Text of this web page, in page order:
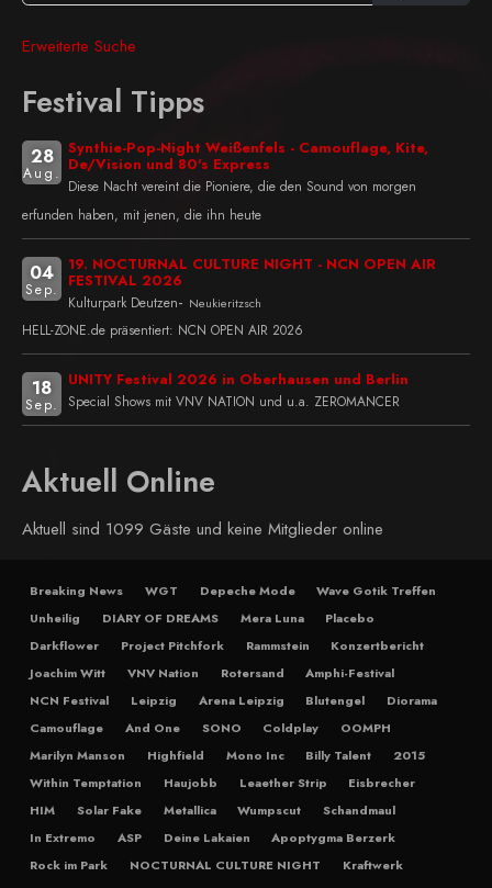
Erweiterte Suche
Festival Tipps
28
Aug.
Synthie-Pop-Night Weißenfels - Camouflage, Kite,
De/Vision und 80's Express
Diese Nacht vereint die Pioniere, die den Sound von morgen
erfunden haben, mit jenen, die ihn heute
04
Sep.
19. NOCTURNAL CULTURE NIGHT - NCN OPEN AIR
FESTIVAL 2026
Kulturpark Deutzen- Neukieritzsch
HELL-ZONE.de präsentiert: NCN OPEN AIR 2026
18
Sep.
UNITY Festival 2026 in Oberhausen und Berlin
Special Shows mit VNV NATION und u.a. ZEROMANCER
Aktuell Online
Aktuell sind 1099 Gäste und keine Mitglieder online
Breaking News WGT Depeche Mode
Wave Gotik Treffen
Unheilig
DIARY OF DREAMS Mera Luna
Placebo
Darkflower
Project Pitchfork Rammstein
Konzertbericht
Joachim Witt
VNV Nation Rotersand
Amphi-Festival
NCN Festival
Leipzig Arena Leipzig Blutengel
Diorama
Camouflage
And One SONO Coldplay
OOMPH
Marilyn Manson
Highfield Mono Inc Billy Talent
2015
Within Temptation
Haujobb Leaether Strip
Eisbrecher
HIM
Solar Fake Metallica Wumpscut
Schandmaul
In Extremo
ASP Deine Lakaien
Apoptygma Berzerk
Rock im Park
NOCTURNAL CULTURE NIGHT
Kraftwerk